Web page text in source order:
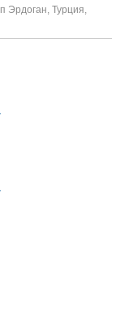
Эрдоган, Турция,